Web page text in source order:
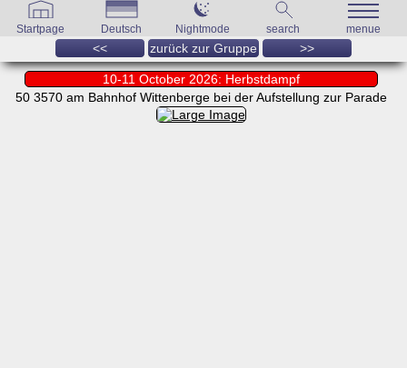
Startpage Deutsch Nightmode search menue
<< zurück zur Gruppe >>
10-11 October 2026: Herbstdampf
50 3570 am Bahnhof Wittenberge bei der Aufstellung zur Parade